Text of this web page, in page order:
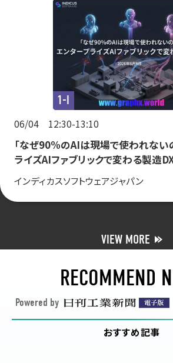
1-I
06/04 12:30-13:10
「なぜ90%のAIは現場で使われない
ライズAIファブリックで変わる製造
インディカスソフトウェアジャパン
VIEW MORE
RECOMMEND
おすすめ記事
Powered by